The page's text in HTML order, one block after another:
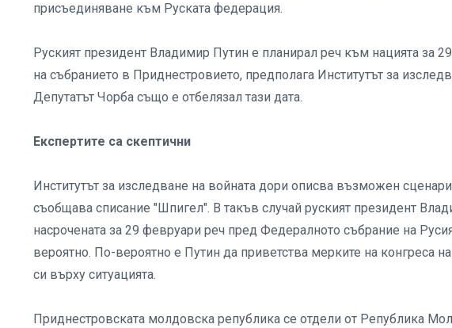
присъединяване към Руската федерация.
Руският президент Владимир Путин е планирал реч към нацията за
на събранието в Приднестровието, предполага Институтът за
Депутатът Чорба също е отбелязал тази дата.
Експертите са скептични
Институтът за изследване на войната дори описва възможен
съобщава списание "Шпигел". В такъв случай руският президент
насрочената за 29 февруари реч пред Федералното събрание на
вероятно. По-вероятно е Путин да приветства мерките на конгреса
си върху ситуацията.
Приднестровската молдовска република се отдели от Република